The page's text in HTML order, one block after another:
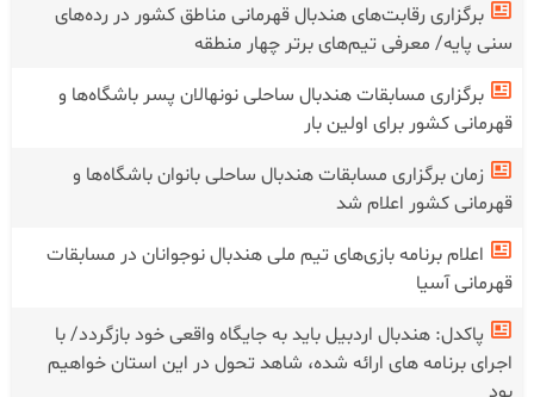
برگزاری رقابت‌های هندبال قهرمانی مناطق کشور در رده‌های
سنی پایه/ معرفی تیم‌های برتر چهار منطقه
برگزاری مسابقات هندبال ساحلی نونهالان پسر باشگاه‌ها و
قهرمانی کشور برای اولین بار
زمان برگزاری مسابقات هندبال ساحلی بانوان باشگاه‌ها و
قهرمانی کشور اعلام شد
اعلام برنامه بازی‌های تیم ملی هندبال نوجوانان در مسابقات
قهرمانی آسیا
پاکدل: هندبال اردبیل باید به جایگاه واقعی خود بازگردد/ با
اجرای برنامه های ارائه شده، شاهد تحول در این استان خواهیم